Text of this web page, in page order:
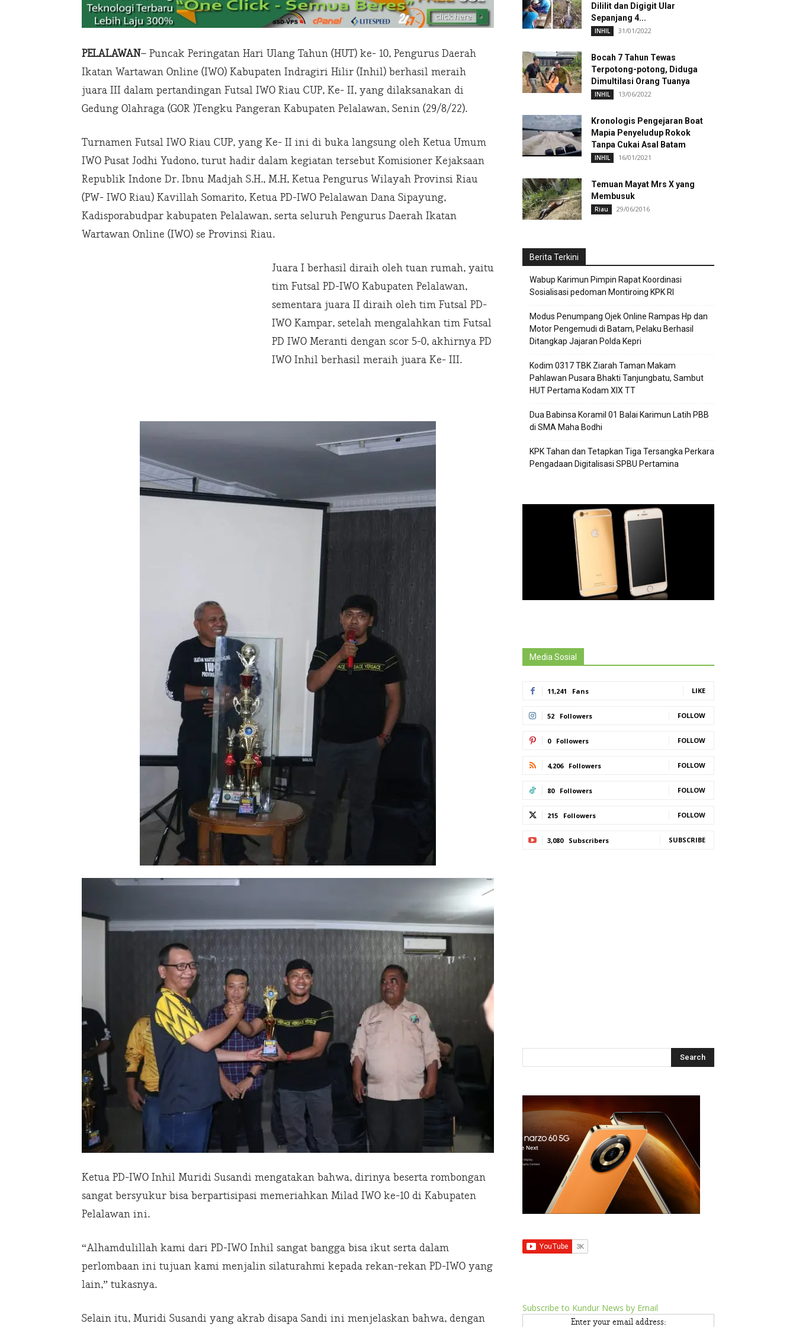
PELALAWAN– Puncak Peringatan Hari Ulang Tahun (HUT) ke- 10, Pengurus Daerah
Ikatan Wartawan Online (IWO) Kabupaten Indragiri Hilir (Inhil) berhasil meraih
juara III dalam pertandingan Futsal IWO Riau CUP, Ke- II, yang dilaksanakan di
Gedung Olahraga (GOR )Tengku Pangeran Kabupaten Pelalawan, Senin (29/8/22).
Turnamen Futsal IWO Riau CUP, yang Ke- II ini di buka langsung oleh Ketua Umum
IWO Pusat Jodhi Yudono, turut hadir dalam kegiatan tersebut Komisioner Kejaksaan
Republik Indone Dr. Ibnu Madjah S.H., M.H, Ketua Pengurus Wilayah Provinsi Riau
(PW- IWO Riau) Kavillah Somarito, Ketua PD-IWO Pelalawan Dana Sipayung,
Kadisporabudpar kabupaten Pelalawan, serta seluruh Pengurus Daerah Ikatan
Wartawan Online (IWO) se Provinsi Riau.
Juara I berhasil diraih oleh tuan rumah, yaitu
tim Futsal PD-IWO Kabupaten Pelalawan,
sementara juara II diraih oleh tim Futsal PD-
IWO Kampar, setelah mengalahkan tim Futsal
PD IWO Meranti dengan scor 5-0, akhirnya PD
IWO Inhil berhasil meraih juara Ke- III.
Ketua PD-IWO Inhil Muridi Susandi mengatakan bahwa, dirinya beserta rombongan
sangat bersyukur bisa berpartisipasi memeriahkan Milad IWO ke-10 di Kabupaten
Pelalawan ini.
“Alhamdulillah kami dari PD-IWO Inhil sangat bangga bisa ikut serta dalam
perlombaan ini tujuan kami menjalin silaturahmi kepada rekan-rekan PD-IWO yang
lain,” tukasnya.
Selain itu, Muridi Susandi yang akrab disapa Sandi ini menjelaskan bahwa, dengan
Dililit dan Digigit Ular
Sepanjang 4...
INHIL 31/01/2022
Bocah 7 Tahun Tewas
Terpotong-potong, Diduga
Dimultilasi Orang Tuanya
INHIL 13/06/2022
Kronologis Pengejaran Boat
Mapia Penyeludup Rokok
Tanpa Cukai Asal Batam
INHIL 16/01/2021
Temuan Mayat Mrs X yang
Membusuk
Riau 29/06/2016
Berita Terkini
Wabup Karimun Pimpin Rapat Koordinasi
Sosialisasi pedoman Montiroing KPK RI
Modus Penumpang Ojek Online Rampas Hp dan
Motor Pengemudi di Batam, Pelaku Berhasil
Ditangkap Jajaran Polda Kepri
Kodim 0317 TBK Ziarah Taman Makam
Pahlawan Pusara Bhakti Tanjungbatu, Sambut
HUT Pertama Kodam XIX TT
Dua Babinsa Koramil 01 Balai Karimun Latih PBB
di SMA Maha Bodhi
KPK Tahan dan Tetapkan Tiga Tersangka Perkara
Pengadaan Digitalisasi SPBU Pertamina
Media Sosial
11,241 Fans LIKE
52 Followers FOLLOW
0 Followers FOLLOW
4,206 Followers FOLLOW
80 Followers FOLLOW
215 Followers FOLLOW
3,080 Subscribers SUBSCRIBE
Subscribe to Kundur News by Email
Enter your email address: